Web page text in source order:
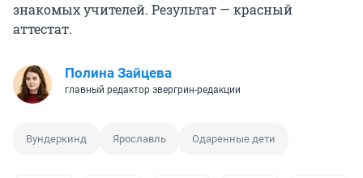
знакомых учителей. Результат — красный
аттестат.
Полина Зайцева
главный редактор эвергрин-редакции
Вундеркинд Ярославль Одаренные дети